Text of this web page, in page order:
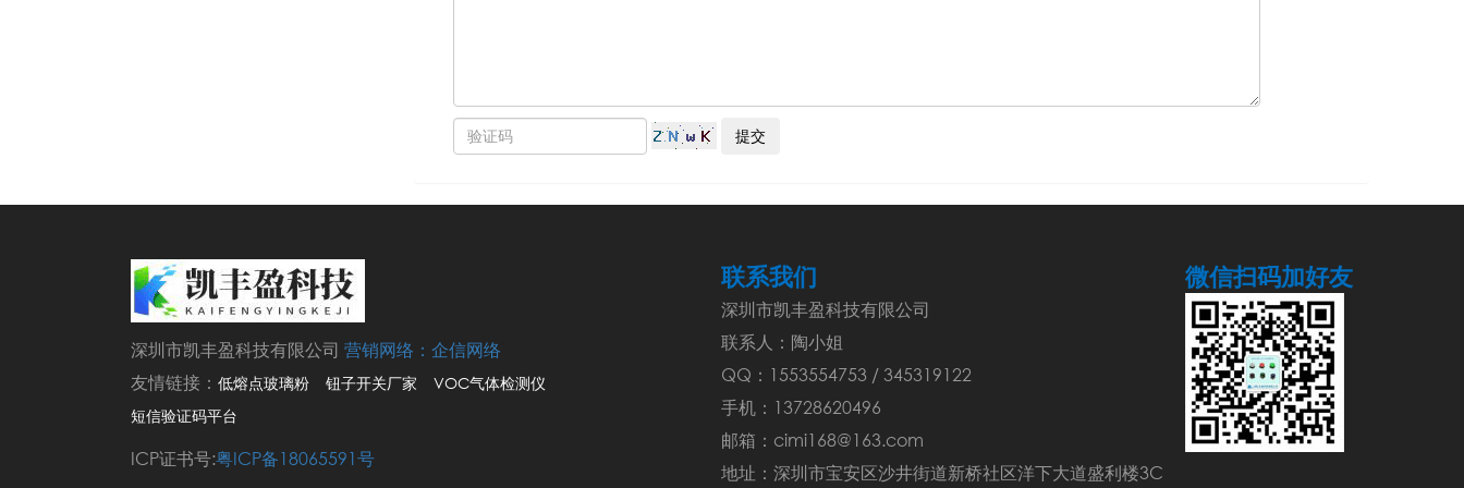
深圳市凯丰盈科技有限公司 营销网络： 企信网络
友情链接： 低熔点玻璃粉 钮子开关厂家
VOC气体检测仪
短信验证码平台
ICP证书号:粤ICP备18065591号
微信扫码加好友
联系我们
深圳市凯丰盈科技有限公司
联系人：陶小姐
QQ：1553554753 / 345319122
手机：13728620496
邮箱：cimi168@163.com
地址：深圳市宝安区沙井街道新桥社区洋下大道盛利楼3C